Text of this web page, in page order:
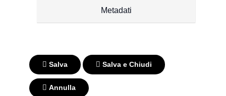
Metadati
Salva Salva e Chiudi
Annulla